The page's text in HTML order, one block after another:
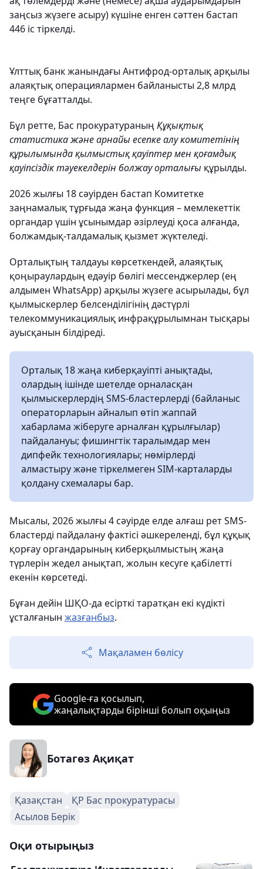
заңсыз жүзеге асыру) күшіне енген сәттен бастап
446 іс тіркелді.
Ұлттық банк жанындағы Антифрод-орталық арқылы
алаяқтық операциялармен байланысты 2,8 млрд
теңге бұғатталды.
Бұл ретте, Бас прокуратураның Құқықтық
статистика және арнайы есепке алу комитетінің
құрылымындақылмыстық қауіптер мен қоғамдық
қауіпсіздік тәуекелдерін болжау орталығы құрылды.
2026 жылғы 18 сәуірден бастап Комитетке
заңнамалық тұрғыда жаңа функция – мемлекеттік
органдар үшін ұсынымдар әзірлеуді қоса алғанда,
болжамдық-талдамалық қызмет жүктеледі.
Орталықтың талдауы көрсеткендей, алаяқтық
қоңыраулардың едәуір бөлігі мессенджерлер (ең
алдымен WhatsApp) арқылы жүзеге асырылады, бұл
қылмыскерлер белсенділігінің дәстүрлі
телекоммуникациялық инфрақұрылымнан тысқары
ауысқанын білдіреді.
Орталық 18 жаңа киберқауіпті анықтады,
олардың ішінде шетелде орналасқан
қылмыскерлердің SMS-бластерлерді (байланыс
операторларын айналып өтіп жаппай
хабарлама жіберуге арналған құрылғылар)
пайдалануы; фишингтік таралымдар мен
дипфейк технологиялары; нөмірлерді
алмастыру және тіркелмеген SIM-карталарды
қолдану схемалары бар.
Мысалы, 2026 жылғы 4 сәуірде елде алғаш рет SMS-
бластерді пайдалану фактісі әшкереленді, бұл құқық
қорғау органдарының киберқылмыстың жаңа
түрлерін жедел анықтап, жолын кесуге қабілетті
екенін көрсетеді.
Бұған дейін ШҚО-да есірткі таратқан екі күдікті
ұсталғанын жазғанбыз.
Мақаламен бөлісу
Google-ға қосылып,
жаңалықтарды бірінші болып оқыңыз
Ботагөз Ақиқат
Қазақстан
ҚР Бас прокуратурасы
Асылов Берік
Оқи отырыңыз